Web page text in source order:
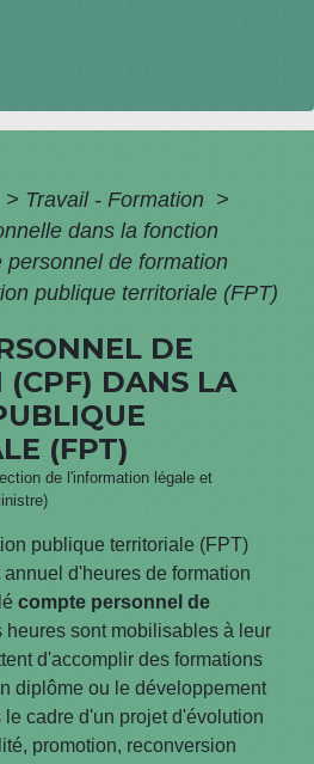
> Travail - Formation >
dans la fonction
personnel de formation
publique territoriale (FPT)
DE
(CPF) DANS LA
(FPT)
de l'information légale et
publique territoriale (FPT)
d'heures de formation
compte personnel de
heures sont mobilisables à leur
d'accomplir des formations
diplôme ou le développement
cadre d'un projet d'évolution
promotion, reconversion